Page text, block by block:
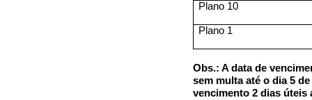
Plano 10
Plano 1
Obs.: A data de
sem multa até o dia 5
vencimento 2 dias úteis